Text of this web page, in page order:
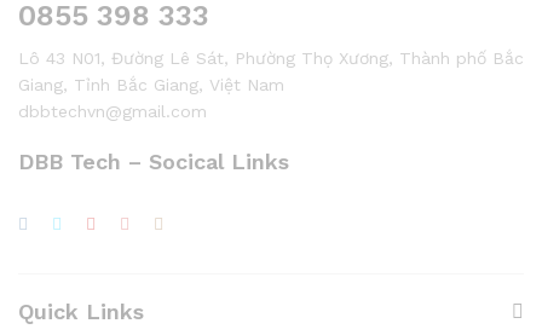
0855 398 333
Lô 43 N01, Đường Lê Sát, Phường Thọ Xương, Thành phố Bắc
Giang, Tỉnh Bắc Giang, Việt Nam
dbbtechvn@gmail.com
DBB Tech – Socical Links
Quick Links